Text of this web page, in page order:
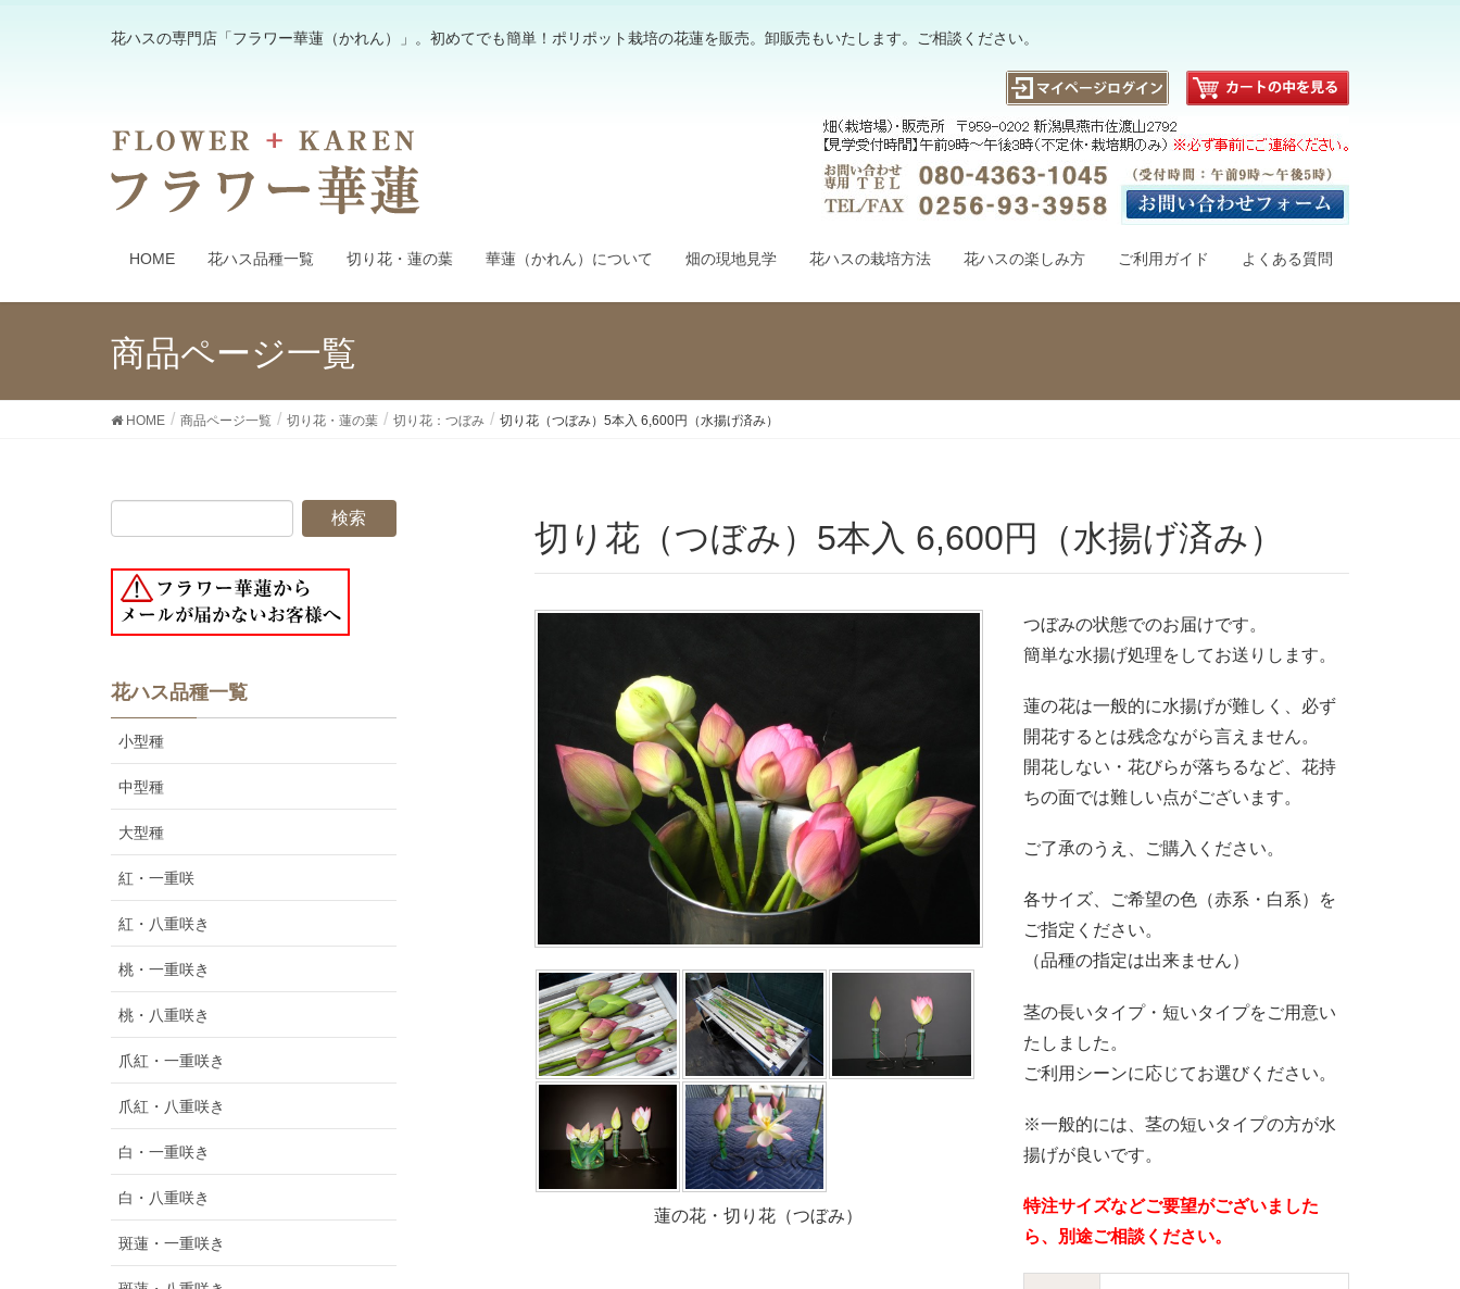
花ハスの専門店「フラワー華蓮（かれん）」。初めてでも簡単！ポリポット栽培の花蓮を販売。卸販売もいたします。ご相談ください。
HOME 花ハス品種一覧 切り花・蓮の葉 華蓮（かれん）について 畑の現地見学 花ハスの栽培方法 花ハスの楽しみ方 ご利用ガイド よくある質問
商品ページ一覧
HOME 商品ページ一覧 切り花・蓮の葉 切り花：つぼみ 切り花（つぼみ）5本入 6,600円（水揚げ済み）
切り花（つぼみ）5本入 6,600円（水揚げ済み）
蓮の花・切り花（つぼみ）
つぼみの状態でのお届けです。
簡単な水揚げ処理をしてお送りします。
蓮の花は一般的に水揚げが難しく、必ず
開花するとは残念ながら言えません。
開花しない・花びらが落ちるなど、花持
ちの面では難しい点がございます。
ご了承のうえ、ご購入ください。
各サイズ、ご希望の色（赤系・白系）を
ご指定ください。
（品種の指定は出来ません）
茎の長いタイプ・短いタイプをご用意い
たしました。
ご利用シーンに応じてお選びください。
※一般的には、茎の短いタイプの方が水
揚げが良いです。
特注サイズなどご要望がございました
ら、別途ご相談ください。
花ハス品種一覧
小型種
中型種
大型種
紅・一重咲
紅・八重咲き
桃・一重咲き
桃・八重咲き
爪紅・一重咲き
爪紅・八重咲き
白・一重咲き
白・八重咲き
斑蓮・一重咲き